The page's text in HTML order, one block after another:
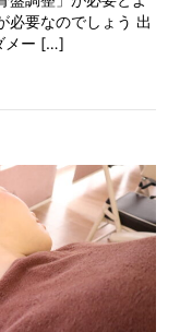
必要なのでしょう 出
メー […]